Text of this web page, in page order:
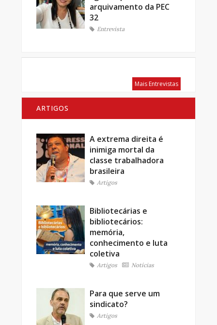
arquivamento da PEC
32
Entrevista
Mais Entrevistas
ARTIGOS
A extrema direita é
inimiga mortal da
classe trabalhadora
brasileira
Artigos
Bibliotecárias e
bibliotecários:
memória,
conhecimento e luta
coletiva
Artigos Notícias
Para que serve um
sindicato?
Artigos